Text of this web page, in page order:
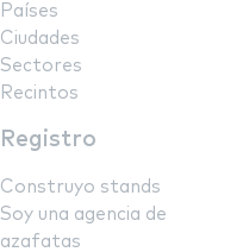
Países
Ciudades
Sectores
Recintos
Registro
Construyo stands
Soy una agencia de
azafatas